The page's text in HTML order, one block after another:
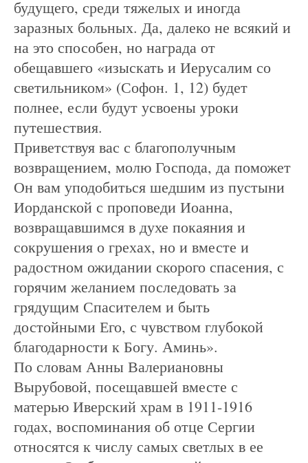
будущего, среди тяжелых и иногда
заразных больных. Да, далеко не всякий и
на это способен, но награда от
обещавшего «изыскать и Иерусалим со
светильником» (Софон. 1, 12) будет
полнее, если будут усвоены уроки
путешествия.
Приветствуя вас с благополучным
возвращением, молю Господа, да поможет
Он вам уподобиться шедшим из пустыни
Иорданской с проповеди Иоанна,
возвращавшимся в духе покаяния и
сокрушения о грехах, но и вместе и
радостном ожидании скорого спасения, с
горячим желанием последовать за
грядущим Спасителем и быть
достойными Его, с чувством глубокой
благодарности к Богу. Аминь».
По словам Анны Валериановны
Вырубовой, посещавшей вместе с
матерью Иверский храм в 1911-1916
годах, воспоминания об отце Сергии
относятся к числу самых светлых в ее